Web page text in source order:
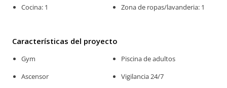
Cocina: 1
Zona de ropas/lavanderia: 1
Características del proyecto
Gym
Ascensor
Piscina de adultos
Vigilancia 24/7